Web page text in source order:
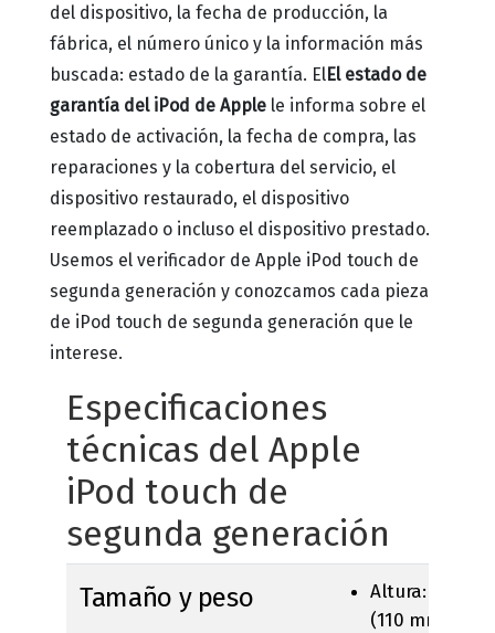
del dispositivo, la fecha de producción, la
fábrica, el número único y la información más
buscada: estado de la garantía. ElEl estado de
garantía del iPod de Apple le informa sobre el
estado de activación, la fecha de compra, las
reparaciones y la cobertura del servicio, el
dispositivo restaurado, el dispositivo
reemplazado o incluso el dispositivo prestado.
Usemos el verificador de Apple iPod touch de
segunda generación y conozcamos cada pieza
de iPod touch de segunda generación que le
interese.
Especificaciones
técnicas del Apple
iPod touch de
segunda generación
Tamaño y peso
Altura: 4,3
(110 mm)